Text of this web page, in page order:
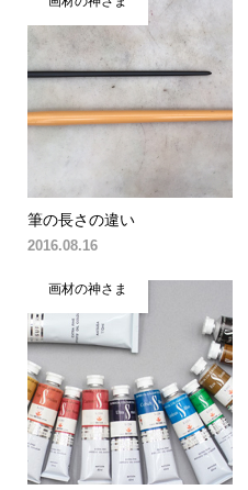
筆の長さの違い
2016.08.16
画材の神さま